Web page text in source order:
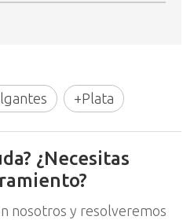
+Plata
¿Necesitas
nosotros y resolveremos